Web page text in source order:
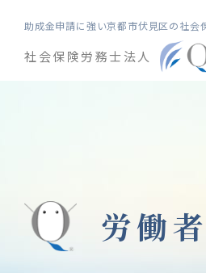
助成金申請に強い京都市伏見区の社会
社会保険労務士法人
労働